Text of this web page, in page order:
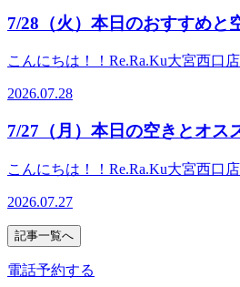
電話番号≫ 048-871-7339≪営業
とスムーズにご案内できます！
-----------☆リラクゼーションファン
トレッチ】と【股関節ストレッチ
ディケア！！ Re.Ra.Ku大宮西口
☆ ≪住所≫ 〒330-0854 埼玉県
電話番号≫ 048-871-7339≪営業
味わいたい方・パチパチ音でリラ
してご予約ください（単品利用不
ーズにご案内できます！
-☆マッサージファンに大人気！！
【股関節ストレッチ】を取り入れ
ア！！ Re.Ra.Ku大宮西口店 ☆大
≫ 〒330-0854 埼玉県さいたま
3 DOMショッピングセンター
にある反射躯を刺激することで、
活性化が期待できます。 30分
¥5,830 (税込) 足裏・ふくらはぎ
可） ★爽快ヘッドスパ★【夏季限
り切りましょう！ ☆こんな方にお
感を味わいたい方・パチパチ音で
併用してご予約ください（単品利
-----------------------------☆お二人様の
スムーズにご案内できます！
--------☆リラクゼーションファンに
かしてると思うと体力の違いを見
ノ 私は毎年夏バテをしているので
日も皆さまのお越しを心よりお待
オススメコース～ ★爽快ヘッドス
で暑い夏を乗り切りましょう！ ☆
頭の重さ・目・首のお疲れでお悩
にスッキリ感を味わいたい方・パ
ースと併用してご予約ください（
--------------------------------------------☆
---------------------☆リラクゼーション
7/28（火）本日のおすすめ
こんにちは！！Re.Ra.Ku大宮西口
元から老廃物を抜いていきましょ
やすくなっております。夏本場も
きましょう～♪ 本日も皆さまのお
00～21：00（最終受付20：30迄）
コース～～～～★オイルフットケ
て足全体をほぐします。足裏にあ
で、血行促進の効果や内臓系の活性
分 ¥4,510 (税込) 足裏40分
はぎ60分 ¥8,470 (税込) 足裏・ふ
2026.07.28
7/27（月）本日の空きとオス
こんにちは！！Re.Ra.Ku大宮西口
元から老廃物を抜いていきましょ
やすくなっております。夏本場も
きましょう～♪ 本日も皆さまのお越
ります♪♪ 7月27日（月）の空き情報
2026.07.27
記事一覧へ
電話予約する